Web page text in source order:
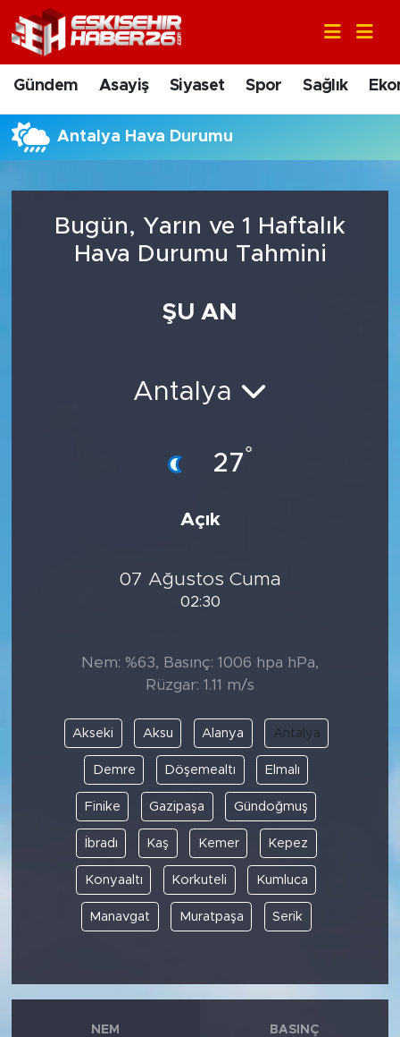
Gündem Asayiş Siyaset Spor Sağlık
Antalya Hava Durumu
Bugün, Yarın ve 1 Haftalık
Hava Durumu Tahmini
ŞU AN
Antalya
27°
Açık
07 Ağustos Cuma
02:30
Nem: %63, Basınç: 1006 hpa hPa,
Rüzgar: 1.11 m/s
Akseki Aksu Alanya Antalya
Demre Döşemealtı Elmalı
Finike Gazipaşa Gündoğmuş
İbradı Kaş Kemer Kepez
Konyaaltı Korkuteli Kumluca
Manavgat Muratpaşa Serik
NEM BASINÇ
Gündem
Asayiş
Siyaset
Sağlık
Nöbetçi Eczaneler
Hava Durumu
Trafik Durumu
Tüm Manşetler